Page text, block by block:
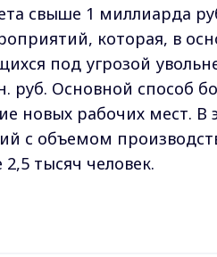
свыше 1 миллиарда
которая, в
под угрозой
руб. Основной способ
новых рабочих мест. В
с объемом
тысяч человек.